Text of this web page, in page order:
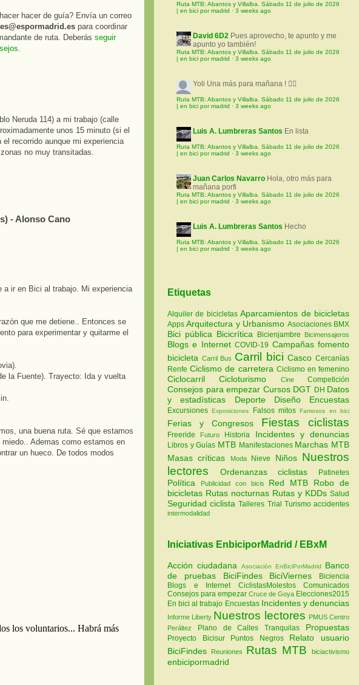
hacer de guía? Envía un correo
para coordinar
de ruta. Deberás seguir
Neruda 114) a mi trabajo (calle
unos 15 minuto (si el
recorrido aunque mi experiencia
no muy transitadas.
- Alonso Cano
a ir en Bici al trabajo. Mi experiencia
que me detiene.. Entonces se
para experimentar y quitarme el
la Fuente). Trayecto: Ida y vuelta
una buena ruta. Sé que estamos
Ademas como estamos en
un hueco. De todos modos
Ruta MTB: Abantos y Villalba. Sábado 11 de julio de 2026
| en bici por madrid · 3 weeks ago
David 6D2 Pues aprovecho, te apunto y me
apunto yo también!
Ruta MTB: Abantos y Villalba. Sábado 11 de julio de 2026
| en bici por madrid · 3 weeks ago
Yoli Una más para mañana ! 🚵‍♀️
Ruta MTB: Abantos y Villalba. Sábado 11 de julio de 2026
| en bici por madrid · 3 weeks ago
Luis A. Lumbreras Santos En lista
Ruta MTB: Abantos y Villalba. Sábado 11 de julio de 2026
| en bici por madrid · 3 weeks ago
Juan Carlos Navarro Hola, otro más para
mañana porfi
Ruta MTB: Abantos y Villalba. Sábado 11 de julio de 2026
| en bici por madrid · 3 weeks ago
Luis A. Lumbreras Santos Hecho
Ruta MTB: Abantos y Villalba. Sábado 11 de julio de 2026
| en bici por madrid · 3 weeks ago
Etiquetas
Alquiler de bicicletasAparcamientos de bicicletas
AppsArquitectura y Urbanismo Asociaciones BMX
Bici pública Bicicrítica Bicienjambre Bicimensajeros
Blogs e InternetCOVID-19 Campañas fomento
bicicleta Carril Bus Carril biciCascoCercanías
RenfeCiclismo de carretera Ciclismo en femenino
CiclocarrilCicloturismo CineCompetición
Consejos para empezar Cursos DGT DH Datos
y estadísticas Deporte Diseño Encuestas
ExcursionesExposiciones Falsos mitosFamosos en bici
Ferias y Congresos Fiestas ciclistas
Freeride Futuro Historia Incidentes y denuncias
Libros y Guías MTB Manifestaciones Marchas MTB
Masas críticas
Moda Nieve Niños Nuestros
lectores
Ordenanzas ciclistas Patinetes
Política Publicidad con bicis Red MTB Robo de
bicicletas Rutas nocturnas Rutas y KDDs Salud
Seguridad ciclistaTalleres Trial Turismoaccidentes
intermodalidad
Iniciativas EnbiciporMadrid / EBxM
Acción ciudadana Asociación EnBiciPorMadrid
Banco
de pruebas
BiciFindes BiciViernes
Biciencia
Blogs e Internet
CiclistasMolestos
Comunicados
Consejos para empezar Cruce de Goya Elecciones2015
En bici al trabajo Encuestas Incidentes y denuncias
Informe Liberty Nuestros lectores
PMUS Centro
Peráltez
Plano de Calles Tranquilas Propuestas
Proyecto Bicisur Puntos Negros
Relato usuario
BiciFindes
Reuniones Rutas MTB biciactivismo
enbicipormadrid